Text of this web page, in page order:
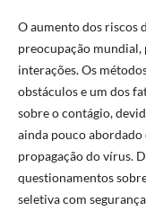
O aumento dos riscos
preocupação
interações. Os
obstáculos e um dos
sobre o contágio,
ainda pouco abordado
propagação do vírus.
questionamentos
seletiva com